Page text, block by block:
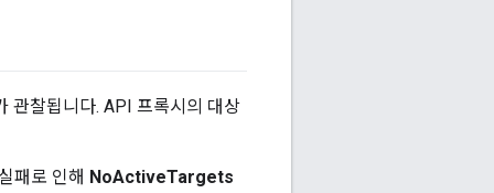
관찰됩니다. API 프록시의 대상
패로 인해 NoActiveTargets